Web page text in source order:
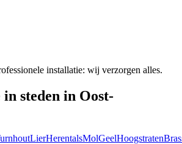
installatie: wij verzorgen alles.
steden in Oost-
LierHerentalsMolGeelHoogstraten